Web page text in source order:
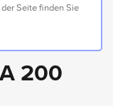
Seite finden Sie
200